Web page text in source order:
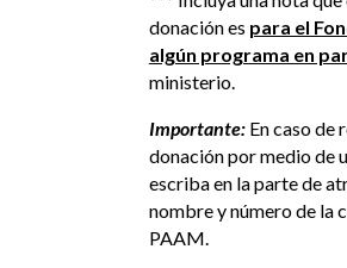
donación es para el
algún programa en
ministerio.
Importante: En caso de
donación por medio de
escriba en la parte de
nombre y número de la
PAAM.